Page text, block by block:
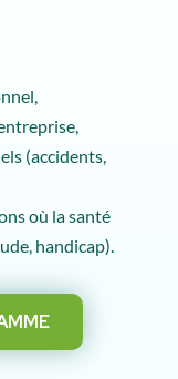
(accidents,
où la santé
handicap).